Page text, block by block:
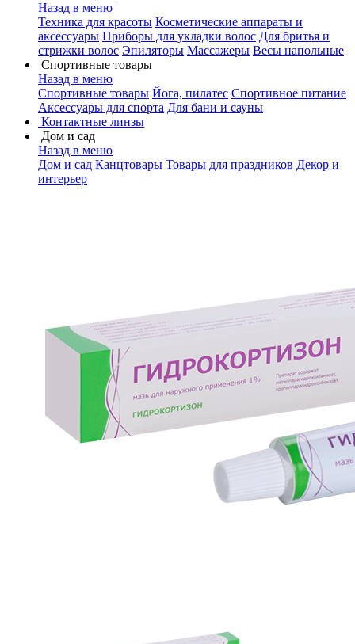
Назад в меню
Техника для красоты Косметические аппараты и
аксессуары Приборы для укладки волос Для бритья и
стрижки волос Эпиляторы Массажеры Весы напольные
Спортивные товары
Назад в меню
Спортивные товары Йога, пилатес Спортивное питание
Аксессуары для спорта Для бани и сауны
Контактные линзы
Дом и сад
Назад в меню
Дом и сад Канцтовары Товары для праздников Декор и
интерьер